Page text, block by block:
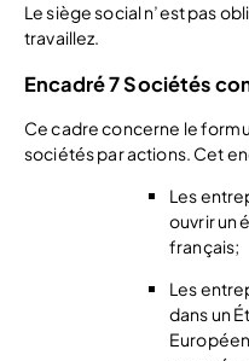
Le siège social n’est pas
travaillez.
Encadré 7 Sociétés
Ce cadre concerne le
sociétés par actions. Cet
Les
ouvrir un
français;
Les
dans un